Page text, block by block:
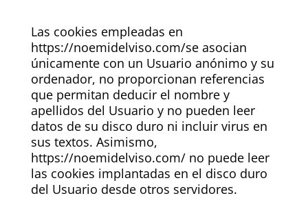
Las cookies empleadas en
https://noemidelviso.com/se asocian
únicamente con un Usuario anónimo y su
ordenador, no proporcionan referencias
que permitan deducir el nombre y
apellidos del Usuario y no pueden leer
datos de su disco duro ni incluir virus en
sus textos. Asimismo,
https://noemidelviso.com/ no puede leer
las cookies implantadas en el disco duro
del Usuario desde otros servidores.